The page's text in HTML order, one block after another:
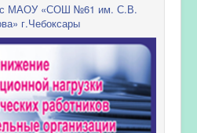
МАОУ «СОШ №61 им. С.В.
г.Чебоксары